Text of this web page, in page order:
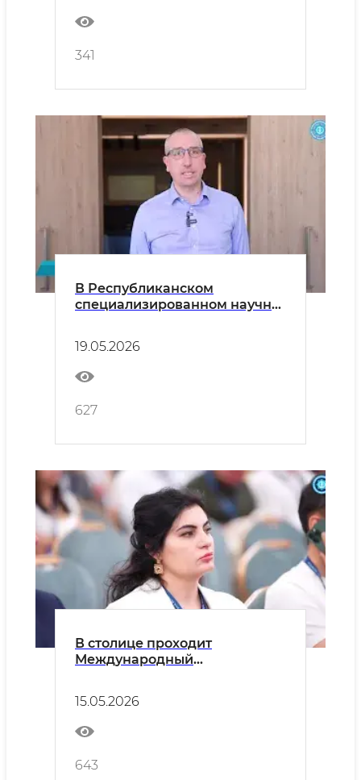
341
В Республиканском
специализированном научно-
медицинской радиологии
прошла международная
конференция
19.05.2026
627
В столице проходит
Международный
хирургии Silk Road – 2026
15.05.2026
643